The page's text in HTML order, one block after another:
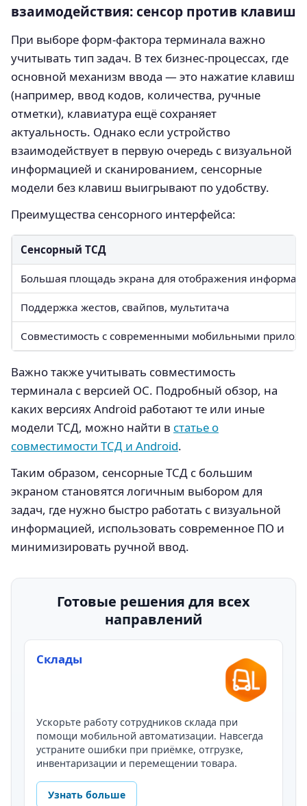
взаимодействия: сенсор против клавиш
При выборе форм-фактора терминала важно
учитывать тип задач. В тех бизнес-процессах, где
основной механизм ввода — это нажатие клавиш
(например, ввод кодов, количества, ручные
отметки), клавиатура ещё сохраняет
актуальность. Однако если устройство
взаимодействует в первую очередь с визуальной
информацией и сканированием, сенсорные
модели без клавиш выигрывают по удобству.
Преимущества сенсорного интерфейса:
Сенсорный ТСД
Большая площадь экрана для отображения
Поддержка жестов, свайпов, мультитача
Совместимость с современными мобильными
Важно также учитывать совместимость
терминала с версией ОС. Подробный обзор, на
каких версиях Android работают те или иные
модели ТСД, можно найти в статье о
совместимости ТСД и Android.
Таким образом, сенсорные ТСД с большим
экраном становятся логичным выбором для
задач, где нужно быстро работать с визуальной
информацией, использовать современное ПО и
минимизировать ручной ввод.
Готовые решения для всех
направлений
Склады
Ускорьте работу сотрудников склада при
помощи мобильной автоматизации. Навсегда
устраните ошибки при приёмке, отгрузке,
инвентаризации и перемещении товара.
Узнать больше